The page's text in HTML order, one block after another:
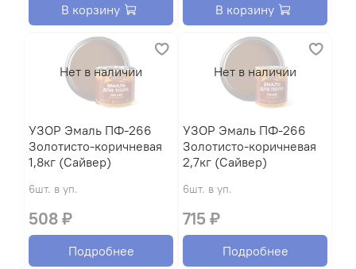
В корзину В корзину
Нет в наличии
УЗОР Эмаль ПФ-266
Золотисто-коричневая
1,8кг (Сайвер)
6шт. в уп.
508 ₽
Подробнее
Нет в наличии
УЗОР Эмаль ПФ-266
Золотисто-коричневая
2,7кг (Сайвер)
6шт. в уп.
715 ₽
Подробнее